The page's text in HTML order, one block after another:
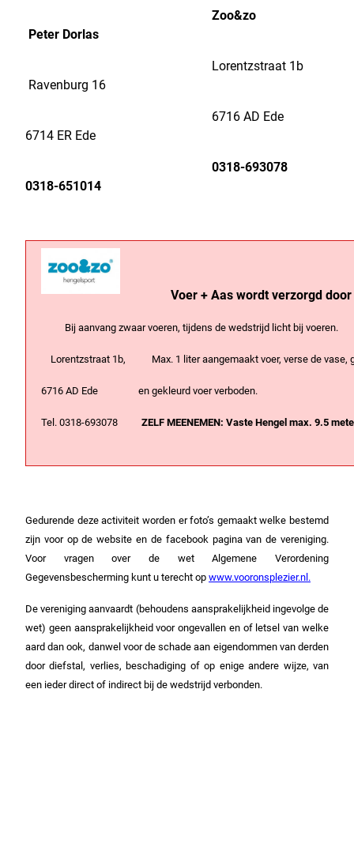
Zoo&zo
Peter Dorlas
Lorentzstraat 1b
Ravenburg 16
6716 AD Ede
6714 ER Ede
0318-693078
0318-651014
Voer + Aas wordt verzorgd door
Bij aanvang zwaar voeren, tijdens de wedstrijd licht bij voeren.
Lorentzstraat 1b, Max. 1 liter aangemaakt voer, verse de vase,
6716 AD Ede en gekleurd voer verboden.
Tel. 0318-693078 ZELF MEENEMEN: Vaste Hengel max. 9.5
Gedurende deze activiteit worden er foto’s gemaakt welke bestemd
zijn voor op de website en de facebook pagina van de vereniging.
Voor vragen over de wet Algemene Verordening
Gegevensbescherming kunt u terecht op www.vooronsplezier.nl.
De vereniging aanvaardt (behoudens aansprakelijkheid ingevolge de
wet) geen aansprakelijkheid voor ongevallen en of letsel van welke
aard dan ook, danwel voor de schade aan eigendommen van derden
door diefstal, verlies, beschadiging of op enige andere wijze, van
een ieder direct of indirect bij de wedstrijd verbonden.